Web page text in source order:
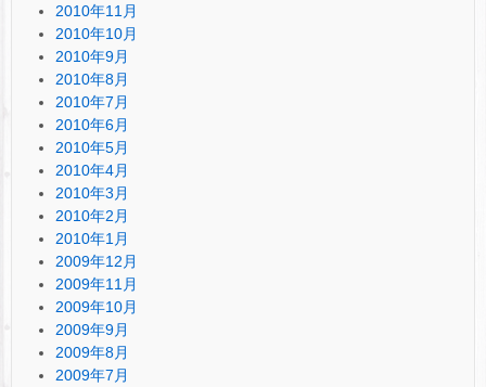
2010年11月
2010年10月
2010年9月
2010年8月
2010年7月
2010年6月
2010年5月
2010年4月
2010年3月
2010年2月
2010年1月
2009年12月
2009年11月
2009年10月
2009年9月
2009年8月
2009年7月